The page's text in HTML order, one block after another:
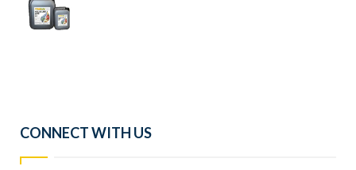
CONNECT WITH US